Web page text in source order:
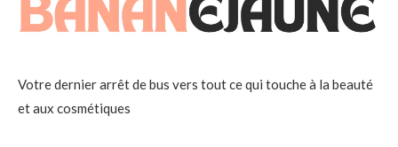
Votre dernier arrêt de bus vers tout ce qui touche à la beauté
et aux cosmétiques